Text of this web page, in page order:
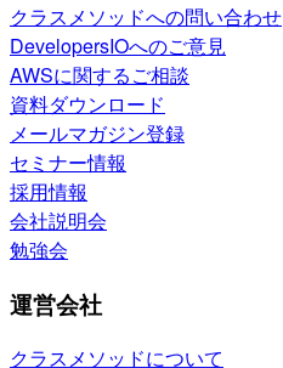
クラスメソッドへの問い合わせ
DevelopersIOへのご意見
AWSに関するご相談
資料ダウンロード
メールマガジン登録
セミナー情報
採用情報
会社説明会
勉強会
運営会社
クラスメソッドについて